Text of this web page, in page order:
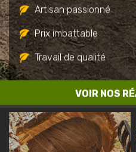
VOIR NOS
Artisan passionné
Prix imbattable
Travail de qualité